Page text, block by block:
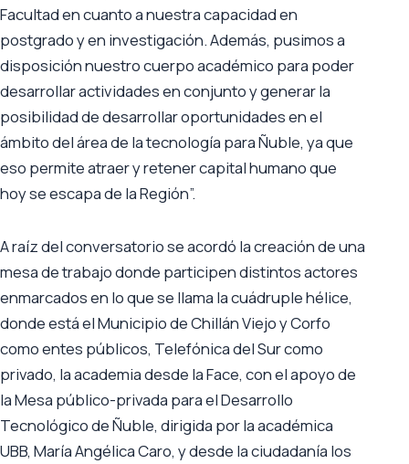
Facultad en cuanto a nuestra capacidad en
postgrado y en investigación. Además, pusimos a
disposición nuestro cuerpo académico para poder
desarrollar actividades en conjunto y generar la
posibilidad de desarrollar oportunidades en el
ámbito del área de la tecnología para Ñuble, ya que
eso permite atraer y retener capital humano que
hoy se escapa de la Región”.
A raíz del conversatorio se acordó la creación de una
mesa de trabajo donde participen distintos actores
enmarcados en lo que se llama la cuádruple hélice,
donde está el Municipio de Chillán Viejo y Corfo
como entes públicos, Telefónica del Sur como
privado, la academia desde la Face, con el apoyo de
la Mesa público-privada para el Desarrollo
Tecnológico de Ñuble, dirigida por la académica
UBB, María Angélica Caro, y desde la ciudadanía los